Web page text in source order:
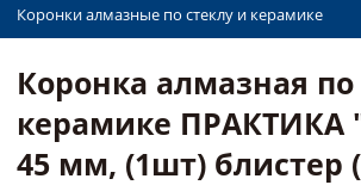
Коронки алмазные по стеклу и керамике
Коронка алмазная по
керамике ПРАКТИКА
45 мм, (1шт) блистер